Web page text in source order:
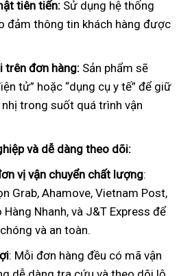
tiên tiến: Sử dụng hệ thống
đảm thông tin khách hàng được
trên đơn hàng: Sản phẩm sẽ
tử” hoặc “dụng cụ y tế” để giữ
trong suốt quá trình vận
và dễ dàng theo dõi:
vị vận chuyển chất lượng:
Grab, Ahamove, Vietnam Post,
Nhanh, và J&T Express để
và an toàn.
: Mỗi đơn hàng đều có mã vận